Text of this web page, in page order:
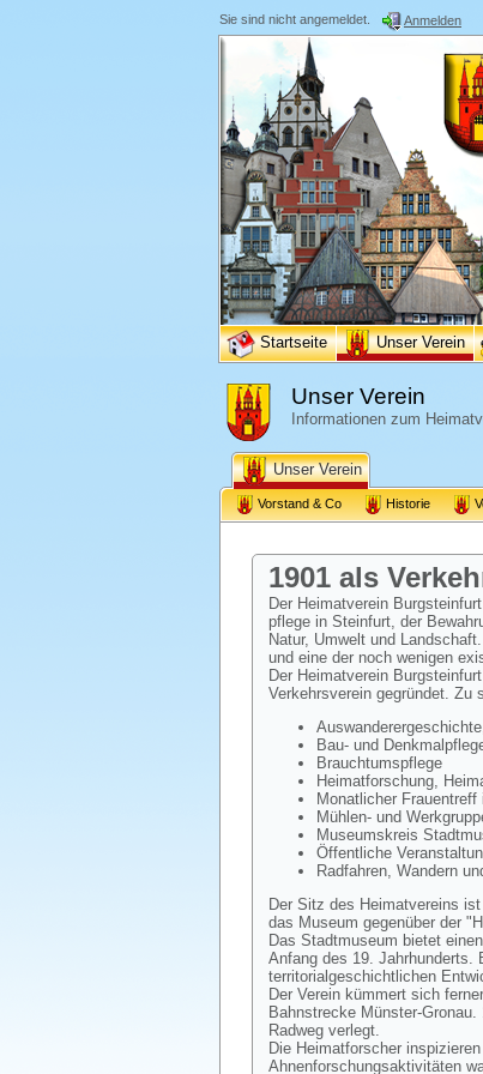
Sie sind nicht angemeldet. Anmelden
Startseite Unser Verein
Unser Verein
Informationen zum
Unser Verein
Vorstand & Co Historie
1901 als
Der Heimatverein
pflege in Steinfurt, der
Natur, Umwelt und
und eine der noch wenigen
Der Heimatverein
Verkehrsverein gegründet. Zu
Bau- und
Brauchtumspflege
Heimatforschung,
Monatlicher
Mühlen- und
Museumskreis
Öffentliche
Radfahren, Wandern
Der Sitz des Heimatvereins
das Museum gegenüber der
Das Stadtmuseum bietet
Anfang des 19. Jahrhunderts.
territorialgeschichtlichen
Der Verein kümmert sich
Bahnstrecke Münster-
Radweg verlegt.
Die Heimatforscher
Ahnenforschungsaktivitäten